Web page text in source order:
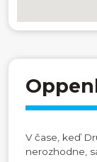
V čase, keď
nerozhodne,